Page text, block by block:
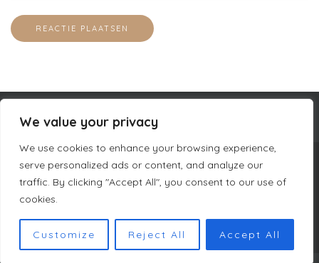
We value your privacy
We use cookies to enhance your browsing experience,
serve personalized ads or content, and analyze our
traffic. By clicking "Accept All", you consent to our use of
cookies.
Customize Reject All Accept All
BEDRIJFSINFORMATIE
CURACAO LUXURY HOLIDAY RENTALS